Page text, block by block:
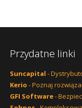
Przydatne linki
Suncapital -
Kerio - Poznaj
GFI Software-